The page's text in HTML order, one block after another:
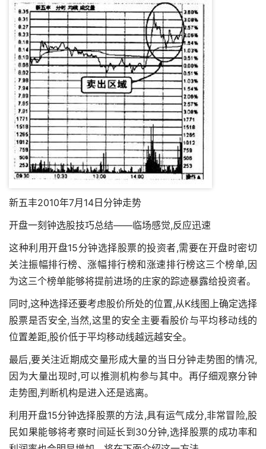
新五丰2010年7月14日分钟走势
开盘一刻钟选股技巧总结——临场感觉,反应迅速
这种利用开盘15分钟选择股票的投资者,需要在开盘时密切
关注振幅排行榜、涨幅排行榜和涨速排行榜这三个榜单,因
为这三个榜单能够将提前进场的庄家的踪迹暴露给投资者。
同时,这种选择还要考虑股价所处的位置,从K线图上确定选择
股票是否安全,当然,这里的安全主要看股价与平均移动线的
位置差距,股价低于平均移动线越远越安全。
最后,要关注近期成交量形成大量的当日分钟走势图的情况,
因为大量出现时,可以推测机构参与其中。再仔细观察分钟
走势图,判断机构是进入还是逃离。
利用开盘15分钟选择股票的方法,具有运气成分,非常冒险,股
民如果能够将考察时间延长到30分钟,选择股票的成功率和